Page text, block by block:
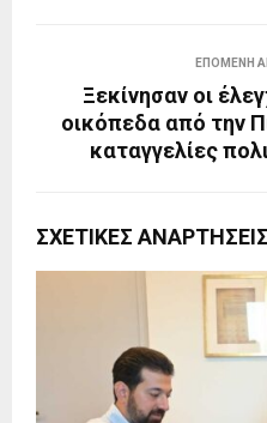
ΕΠΌΜΕΝΗ
Ξεκίνησαν οι
οικόπεδα από την
καταγγελίες
ΣΧΕΤΙΚΈΣ ΑΝΑΡΤΉΣΕΙΣ